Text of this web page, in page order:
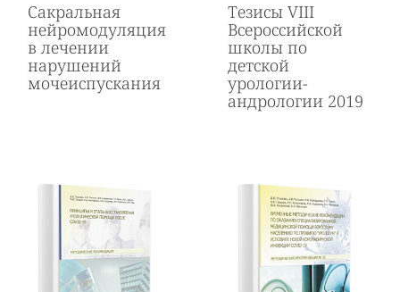
Cакральная
нейромодуляция
в лечении
нарушений
мочеиспускания
Тезисы VIII
Всероссийской
школы по
детской
урологии-
андрологии 2019